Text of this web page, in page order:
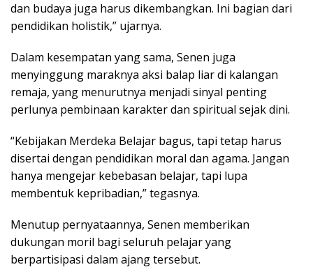
dan budaya juga harus dikembangkan. Ini bagian dari
pendidikan holistik,” ujarnya.
Dalam kesempatan yang sama, Senen juga
menyinggung maraknya aksi balap liar di kalangan
remaja, yang menurutnya menjadi sinyal penting
perlunya pembinaan karakter dan spiritual sejak dini.
“Kebijakan Merdeka Belajar bagus, tapi tetap harus
disertai dengan pendidikan moral dan agama. Jangan
hanya mengejar kebebasan belajar, tapi lupa
membentuk kepribadian,” tegasnya.
Menutup pernyataannya, Senen memberikan
dukungan moril bagi seluruh pelajar yang
berpartisipasi dalam ajang tersebut.